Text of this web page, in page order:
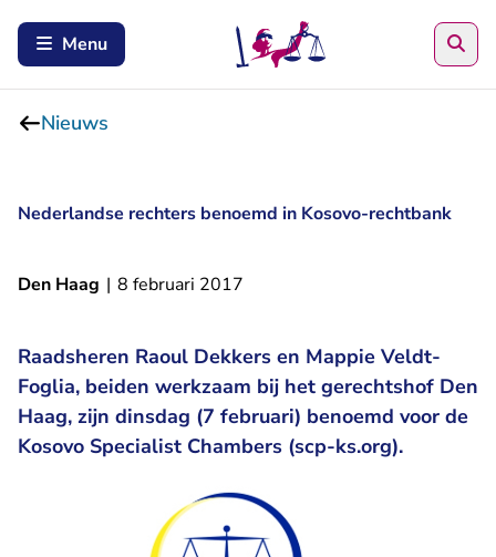
Menu
Nieuws
Nederlandse rechters benoemd in Kosovo-rechtbank
Den Haag | 8 februari 2017
Raadsheren Raoul Dekkers en Mappie Veldt-
Foglia, beiden werkzaam bij het gerechtshof Den
Haag, zijn dinsdag (7 februari) benoemd voor de
Kosovo Specialist Chambers (scp-ks.org).